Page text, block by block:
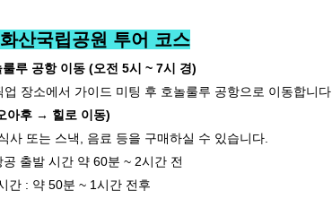
산국립공원 투어 코스
루 공항 이동 (오전 5시 ~ 7시 경)
장소에서 가이드 미팅 후 호놀룰루 공항으로 이동합니다.
아후 → 힐로 이동)
사 또는 스낵, 음료 등을 구매하실 수 있습니다.
출발 시간 약 60분 ~ 2시간 전
간 : 약 50분 ~ 1시간 전후